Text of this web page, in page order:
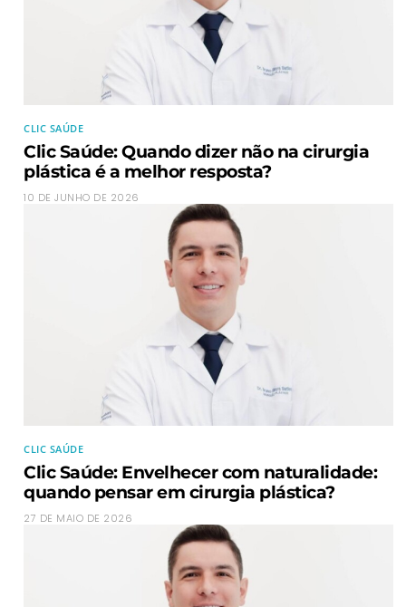
CLIC SAÚDE
Clic Saúde: Quando dizer não na cirurgia
plástica é a melhor resposta?
10 DE JUNHO DE 2026
CLIC SAÚDE
Clic Saúde: Envelhecer com naturalidade:
quando pensar em cirurgia plástica?
27 DE MAIO DE 2026